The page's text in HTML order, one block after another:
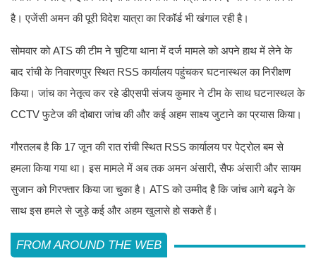
है। एजेंसी अमन की पूरी विदेश यात्रा का रिकॉर्ड भी खंगाल रही है।
सोमवार को ATS की टीम ने चुटिया थाना में दर्ज मामले को अपने हाथ में लेने के
बाद रांची के निवारणपुर स्थित RSS कार्यालय पहुंचकर घटनास्थल का निरीक्षण
किया। जांच का नेतृत्व कर रहे डीएसपी संजय कुमार ने टीम के साथ घटनास्थल के
CCTV फुटेज की दोबारा जांच की और कई अहम साक्ष्य जुटाने का प्रयास किया।
गौरतलब है कि 17 जून की रात रांची स्थित RSS कार्यालय पर पेट्रोल बम से
हमला किया गया था। इस मामले में अब तक अमन अंसारी, सैफ अंसारी और सायम
सुजान को गिरफ्तार किया जा चुका है। ATS को उम्मीद है कि जांच आगे बढ़ने के
साथ इस हमले से जुड़े कई और अहम खुलासे हो सकते हैं।
FROM AROUND THE WEB